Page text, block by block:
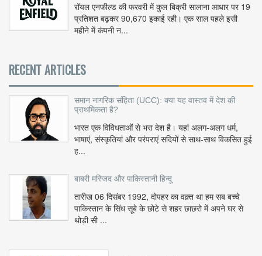
रॉयल एनफील्ड की फरवरी में कुल बिक्री सालाना आधार पर 19
प्रतिशत बढ़कर 90,670 इकाई रही। एक साल पहले इसी
महीने में कंपनी न...
RECENT ARTICLES
समान नागरिक संहिता (UCC): क्या यह वास्तव में देश की
प्राथमिकता है?
भारत एक विविधताओं से भरा देश है। यहां अलग-अलग धर्म,
भाषाएं, संस्कृतियां और परंपराएं सदियों से साथ-साथ विकसित हुई
ह...
बाबरी मस्जिद और पाकिस्तानी हिन्दू
तारीख 06 दिसंबर 1992, दोपहर का वक़्त था हम सब बच्चे
पाकिस्तान के सिंध सूबे के छोटे से शहर छाछरो में अपने घर से
थोड़ी सी ...